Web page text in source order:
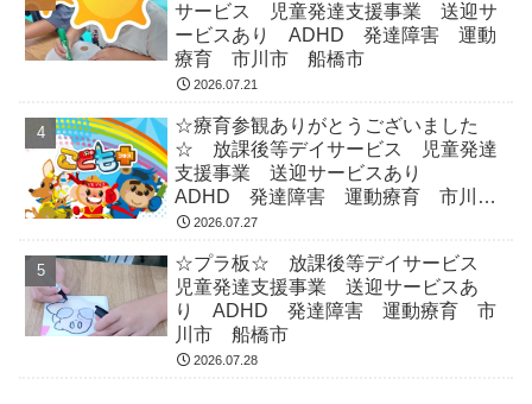
サービス 児童発達支援事業 送迎サ
ービスあり ADHD 発達障害 運動
療育 市川市 船橋市
2026.07.21
☆療育参観ありがとうございました
☆ 放課後等デイサービス 児童発達
支援事業 送迎サービスあり
ADHD 発達障害 運動療育 市川
市 船橋市
2026.07.27
☆プラ板☆ 放課後等デイサービス
児童発達支援事業 送迎サービスあ
り ADHD 発達障害 運動療育 市
川市 船橋市
2026.07.28